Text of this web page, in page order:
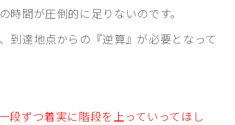
時間が圧倒的に足りないのです。
到達地点からの『逆算』が必要となって
段ずつ着実に階段を上っていってほし